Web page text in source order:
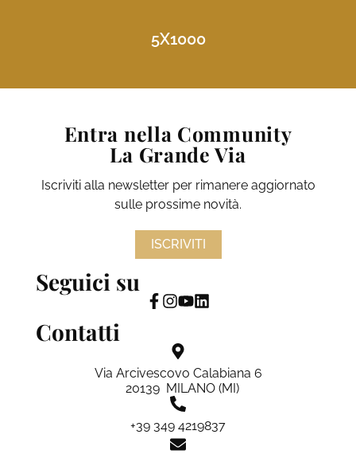
5X1000
Contatti
Via Arcivescovo Calabiana 6
20139 MILANO (MI)
+39 349 4219837
Seguici su
Entra nella Community
La Grande Via
Iscriviti alla newsletter per rimanere aggiornato
sulle prossime novità.
ISCRIVITI